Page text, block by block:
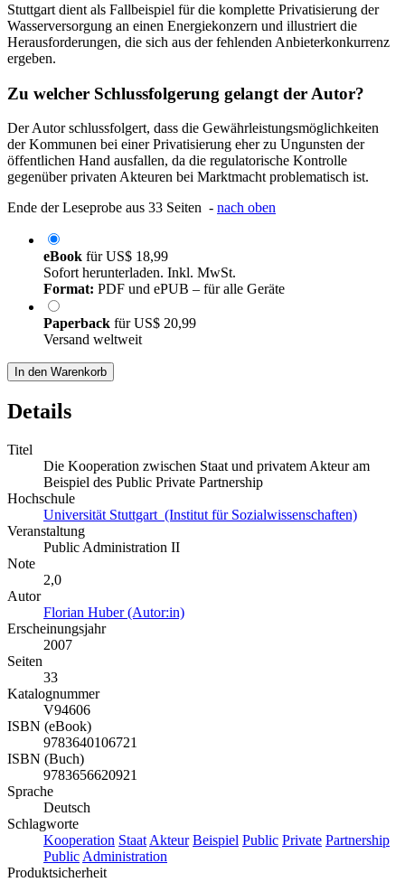
Stuttgart dient als Fallbeispiel für die komplette Privatisierung der
Wasserversorgung an einen Energiekonzern und illustriert die
Herausforderungen, die sich aus der fehlenden Anbieterkonkurrenz
ergeben.
Zu welcher Schlussfolgerung gelangt der Autor?
Der Autor schlussfolgert, dass die Gewährleistungsmöglichkeiten
der Kommunen bei einer Privatisierung eher zu Ungunsten der
öffentlichen Hand ausfallen, da die regulatorische Kontrolle
gegenüber privaten Akteuren bei Marktmacht problematisch ist.
Ende der Leseprobe aus 33 Seiten - nach oben
eBook fürUS$ 18,99
Sofort herunterladen. Inkl. MwSt.
Format: PDF und ePUB – für alle Geräte
Paperback fürUS$ 20,99
Versand weltweit
In den Warenkorb
Details
Titel
Die Kooperation zwischen Staat und privatem Akteur am
Beispiel des Public Private Partnership
Hochschule
Universität Stuttgart (Institut für Sozialwissenschaften)
Veranstaltung
Public Administration II
Note
2,0
Autor
Florian Huber (Autor:in)
Erscheinungsjahr
2007
Seiten
33
Katalognummer
V94606
ISBN (eBook)
9783640106721
ISBN (Buch)
9783656620921
Sprache
Deutsch
Schlagworte
Kooperation Staat Akteur Beispiel Public Private Partnership
Public Administration
Produktsicherheit